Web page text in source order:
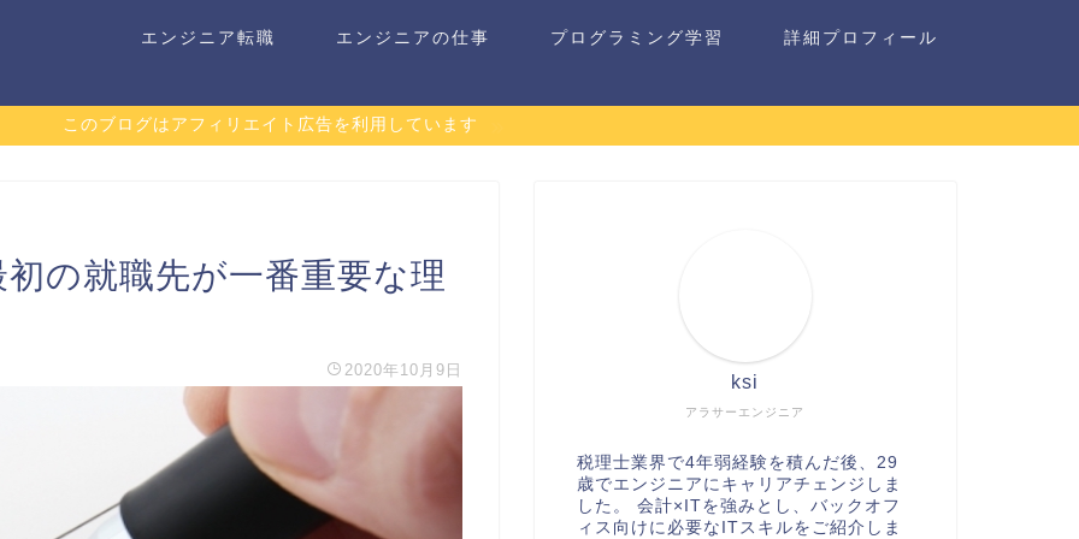
エンジニア転職 エンジニアの仕事 プログラミング学習 詳細プロフィール
このブログはアフィリエイト広告を利用しています
の就職先が一番重要な理
2020年10月9日
アラサーエンジニア
ksi
税理士業界で4年弱経験を積んだ後、29
歳でエンジニアにキャリアチェンジしま
した。 会計×ITを強みとし、バックオフ
ィス向けに必要なITスキルをご紹介しま